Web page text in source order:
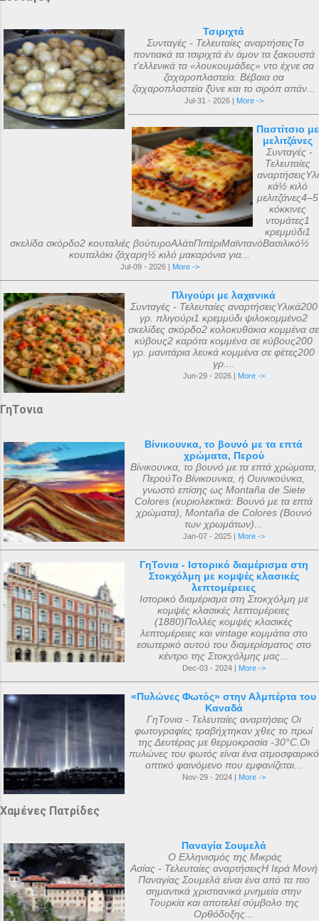
Τσιριχτά
Συνταγές - Τελευταίες αναρτήσειςΤα
ποντιακά τα τσιριχτά έν άμον τα ξακουστά
τ'ελλενικά τα «λουκουμάδες» ντο έχνε σα
ζαχαροπλαστεία. Βέβαια σα
ζαχαροπλαστεία ξ̌ύνε και το σιρόπ απάν...
Jul-31 - 2026 | More ->
Παστίτσιο με
μελιτζάνες
Συνταγές -
Τελευταίες
αναρτήσειςΥλι
κά½ κιλό
μελιτζάνες4–5
κόκκινες
ντομάτες1
κρεμμύδι1
σκελίδα σκόρδο2 κουταλιές βούτυροΑλάτιΠιπέριΜαϊντανόΒασιλικό½
κουταλάκι ζάχαρη½ κιλό μακαρόνια για...
Jul-09 - 2026 | More ->
Πλιγούρι με λαχανικά
Συνταγές - Τελευταίες αναρτήσειςΥλικά200
γρ. πλιγούρι1 κρεμμύδι ψιλοκομμένο2
σκελίδες σκόρδο2 κολοκυθάκια κομμένα σε
κύβους2 καρότα κομμένα σε κύβους200
γρ. μανιτάρια λευκά κομμένα σε φέτες200
γρ....
Jun-29 - 2026 | More ->
ΓηΤονια
Βίνικουνκα, το βουνό με τα επτά
χρώματα, Περού
Βίνικουνκα, το βουνό με τα επτά χρώματα,
ΠερούΤο Βίνικουνκα, ή Ουινικούνκα,
γνωστό επίσης ως Montaña de Siete
Colores (κυριολεκτικά: Βουνό με τα επτά
χρώματα), Montaña de Colores (Βουνό
των χρωμάτων)...
Jan-07 - 2025 | More ->
ΓηΤονια - Ιστορικό διαμέρισμα στη
Στοκχόλμη με κομψές κλασικές
λεπτομέρειες
Ιστορικό διαμέρισμα στη Στοκχόλμη με
κομψές κλασικές λεπτομέρειες
(1880)Πολλές κομψές κλασικές
λεπτομέρειες και vintage κομμάτια στο
εσωτερικό αυτού του διαμερίσματος στο
κέντρο της Στοκχόλμης μας...
Dec-03 - 2024 | More ->
«Πυλώνες Φωτός» στην Αλμπέρτα του
Καναδά
ΓηΤονια - Τελευταίες αναρτήσεις Οι
φωτογραφίες τραβήχτηκαν χθες το πρωί
της Δευτέρας με θερμοκρασία -30°C.Οι
πυλώνες του φωτός είναι ένα ατμοσφαιρικό
οπτικό φαινόμενο που εμφανίζεται...
Nov-29 - 2024 | More ->
Χαμένες Πατρίδες
Παναγία Σουμελά
Ο Ελληνισμός της Μικράς
Ασίας - Τελευταίες αναρτήσειςΗ Ιερά Μονή
Παναγίας Σουμελά είναι ένα από τα πιο
σημαντικά χριστιανικά μνημεία στην
Τουρκία και αποτελεί σύμβολο της
Ορθόδοξης...